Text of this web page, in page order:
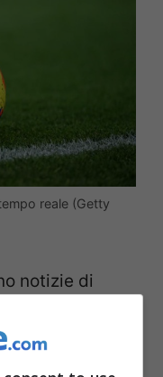
reale (Getty
notizie di
a questo
decisioni